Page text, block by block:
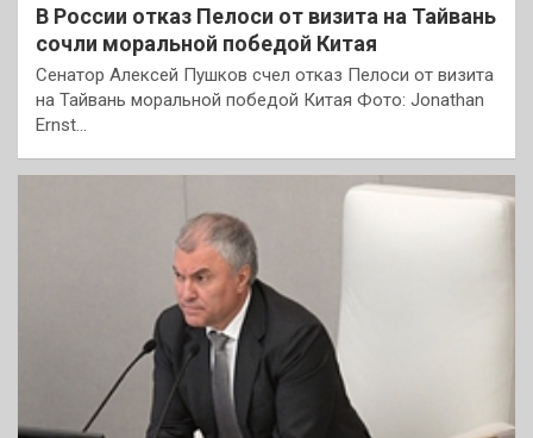
В России отказ Пелоси от визита на Тайвань
сочли моральной победой Китая
Сенатор Алексей Пушков счел отказ Пелоси от визита
на Тайвань моральной победой Китая Фото: Jonathan
Ernst…